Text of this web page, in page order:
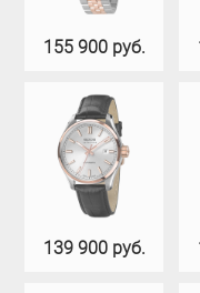
155 900 руб.
139 900 руб.